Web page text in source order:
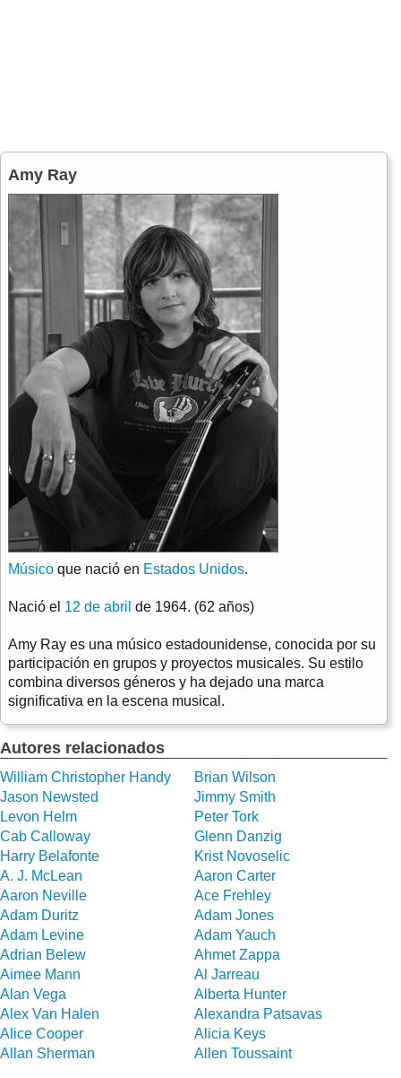
Amy Ray
Músico que nació en Estados Unidos.
Nació el 12 de abril de 1964. (62 años)
Amy Ray es una músico estadounidense, conocida por su
participación en grupos y proyectos musicales. Su estilo
combina diversos géneros y ha dejado una marca
significativa en la escena musical.
Autores relacionados
William Christopher Handy
Brian Wilson
Jason Newsted
Jimmy Smith
Levon Helm
Peter Tork
Cab Calloway
Glenn Danzig
Harry Belafonte
Krist Novoselic
A. J. McLean
Aaron Carter
Aaron Neville
Ace Frehley
Adam Duritz
Adam Jones
Adam Levine
Adam Yauch
Adrian Belew
Ahmet Zappa
Aimee Mann
Al Jarreau
Alan Vega
Alberta Hunter
Alex Van Halen
Alexandra Patsavas
Alice Cooper
Alicia Keys
Allan Sherman
Allen Toussaint